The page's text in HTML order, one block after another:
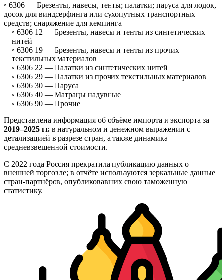
◦ 6306 — Брезенты, навесы, тенты; палатки; паруса для лодок,
досок для виндсерфинга или сухопутных транспортных
средств; снаряжение для кемпинга
◦ 6306 12 — Брезенты, навесы и тенты из синтетических
нитей
◦ 6306 19 — Брезенты, навесы и тенты из прочих
текстильных материалов
◦ 6306 22 — Палатки из синтетических нитей
◦ 6306 29 — Палатки из прочих текстильных материалов
◦ 6306 30 — Паруса
◦ 6306 40 — Матрацы надувные
◦ 6306 90 — Прочие
Представлена информация об объёме импорта и экспорта за
2019–2025 гг. в натуральном и денежном выражении с
детализацией в разрезе стран, а также динамика
средневзвешенной стоимости.
С 2022 года Россия прекратила публикацию данных о
внешней торговле; в отчёте используются зеркальные данные
стран-партнёров, опубликовавших свою таможенную
статистику.